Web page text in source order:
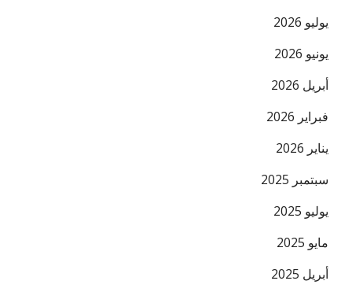
يوليو 2026
يونيو 2026
أبريل 2026
فبراير 2026
يناير 2026
سبتمبر 2025
يوليو 2025
مايو 2025
أبريل 2025